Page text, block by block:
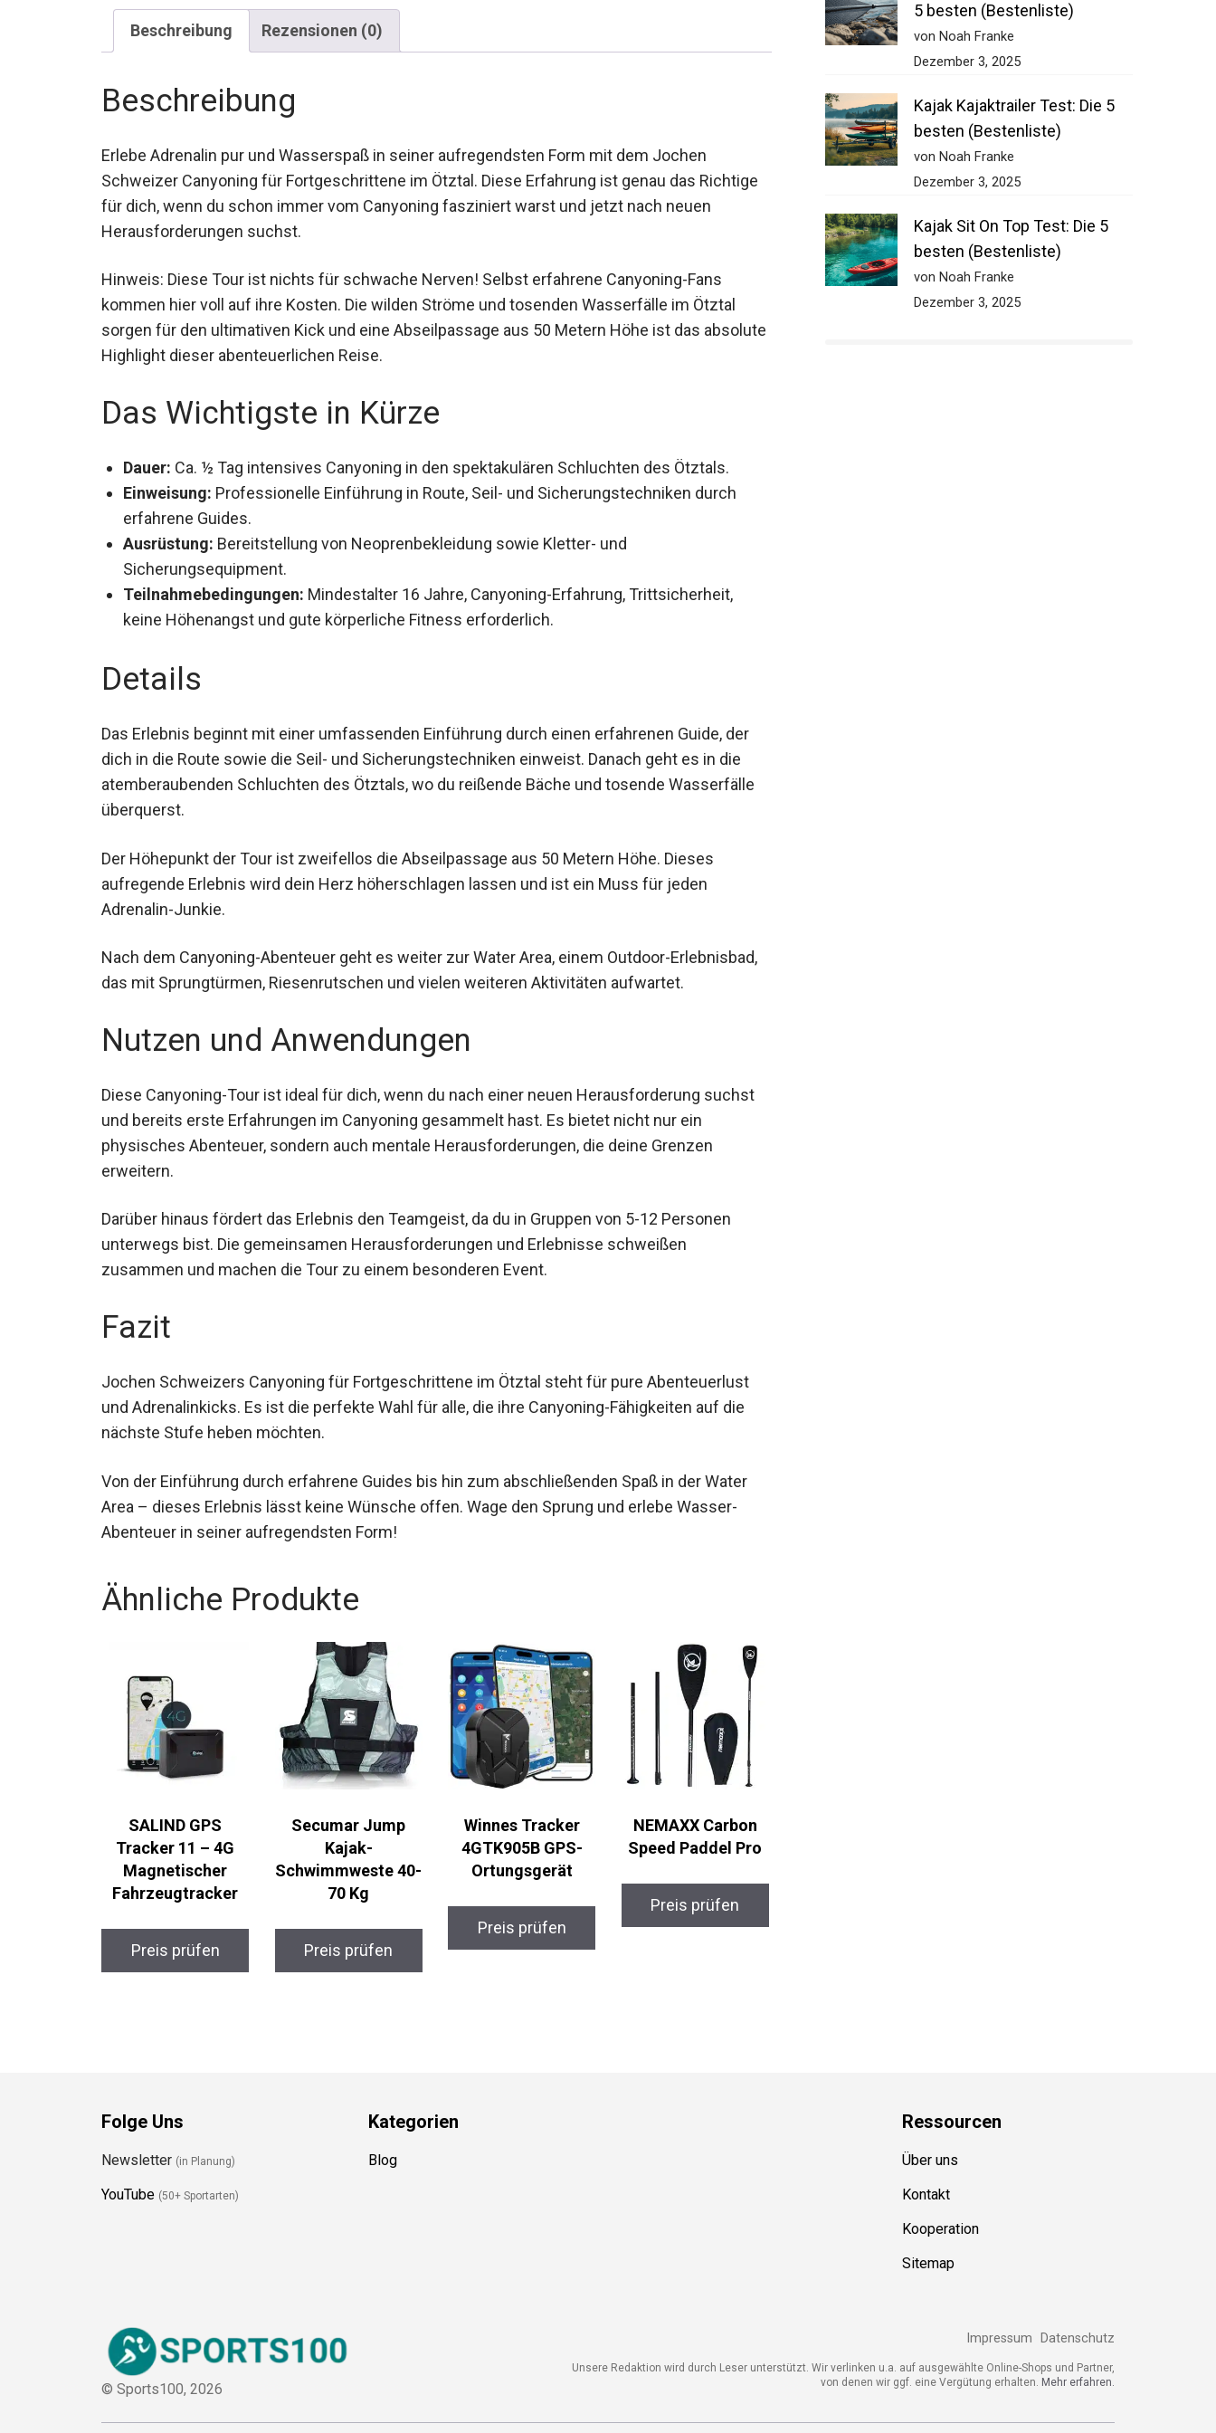
Beschreibung Rezensionen (0)
Beschreibung
Erlebe Adrenalin pur und Wasserspaß in seiner aufregendsten Form mit dem Jochen
Schweizer Canyoning für Fortgeschrittene im Ötztal. Diese Erfahrung ist genau das Richtige
für dich, wenn du schon immer vom Canyoning fasziniert warst und jetzt nach neuen
Herausforderungen suchst.
Hinweis: Diese Tour ist nichts für schwache Nerven! Selbst erfahrene Canyoning-Fans
kommen hier voll auf ihre Kosten. Die wilden Ströme und tosenden Wasserfälle im Ötztal
sorgen für den ultimativen Kick und eine Abseilpassage aus 50 Metern Höhe ist das
absolute Highlight dieser abenteuerlichen Reise.
Das Wichtigste in Kürze
Dauer: Ca. ½ Tag intensives Canyoning in den spektakulären Schluchten des Ötztals.
Einweisung: Professionelle Einführung in Route, Seil- und Sicherungstechniken durch
erfahrene Guides.
Ausrüstung: Bereitstellung von Neoprenbekleidung sowie Kletter- und
Sicherungsequipment.
Teilnahmebedingungen: Mindestalter 16 Jahre, Canyoning-Erfahrung, Trittsicherheit,
keine Höhenangst und gute körperliche Fitness erforderlich.
Details
Das Erlebnis beginnt mit einer umfassenden Einführung durch einen erfahrenen Guide, der
dich in die Route sowie die Seil- und Sicherungstechniken einweist. Danach geht es in die
atemberaubenden Schluchten des Ötztals, wo du reißende Bäche und tosende Wasserfälle
überquerst.
Der Höhepunkt der Tour ist zweifellos die Abseilpassage aus 50 Metern Höhe. Dieses
aufregende Erlebnis wird dein Herz höherschlagen lassen und ist ein Muss für jeden
Adrenalin-Junkie.
Nach dem Canyoning-Abenteuer geht es weiter zur Water Area, einem Outdoor-Erlebnisbad,
das mit Sprungtürmen, Riesenrutschen und vielen weiteren Aktivitäten aufwartet.
Nutzen und Anwendungen
Diese Canyoning-Tour ist ideal für dich, wenn du nach einer neuen Herausforderung suchst
und bereits erste Erfahrungen im Canyoning gesammelt hast. Es bietet nicht nur ein
physisches Abenteuer, sondern auch mentale Herausforderungen, die deine Grenzen
erweitern.
Darüber hinaus fördert das Erlebnis den Teamgeist, da du in Gruppen von 5-12 Personen
unterwegs bist. Die gemeinsamen Herausforderungen und Erlebnisse schweißen
zusammen und machen die Tour zu einem besonderen Event.
Fazit
Jochen Schweizers Canyoning für Fortgeschrittene im Ötztal steht für pure Abenteuerlust
und Adrenalinkicks. Es ist die perfekte Wahl für alle, die ihre Canyoning-Fähigkeiten auf die
nächste Stufe heben möchten.
Von der Einführung durch erfahrene Guides bis hin zum abschließenden Spaß in der Water
Area – dieses Erlebnis lässt keine Wünsche offen. Wage den Sprung und erlebe Wasser-
Abenteuer in seiner aufregendsten Form!
Ähnliche Produkte
SALIND GPS
Tracker 11 – 4G
Magnetischer
Fahrzeugtracker
Preis prüfen
Secumar Jump
Kajak-
Schwimmweste
40-70 Kg
Preis prüfen
Winnes Tracker
4GTK905B GPS-
Ortungsgerät
Preis prüfen
NEMAXX Carbon
Speed Paddel Pro
Preis prüfen
5 besten (Bestenliste)
von Noah Franke
Dezember 3, 2025
Kajak Kajaktrailer Test: Die 5
besten (Bestenliste)
von Noah Franke
Dezember 3, 2025
Kajak Sit On Top Test: Die 5
besten (Bestenliste)
von Noah Franke
Dezember 3, 2025
Folge Uns
Newsletter(in Planung)
YouTube (50+ Sportarten)
Kategorien
Blog
Ressourcen
Über uns
Kontakt
Kooperation
Sitemap
© Sports100, 2026
Impressum Datenschutz
Unsere Redaktion wird durch Leser unterstützt. Wir verlinken u.a. auf ausgewählte Online-Shops und Partner,
von denen wir ggf. eine Vergütung erhalten.Mehr erfahren.